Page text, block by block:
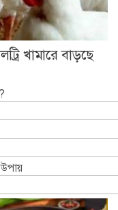
খামারে বাড়ছে